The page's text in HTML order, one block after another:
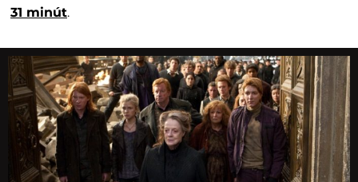
31 minút.